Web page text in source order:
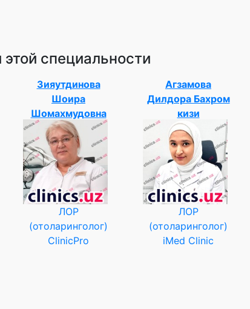
специальности
Зияутдинова
Шоира
Шомахмудовна
ЛОР
(отоларинголог)
ClinicPro
Агзамова
Дилдора Бахром
кизи
ЛОР
(отоларинголог)
iMed Clinic